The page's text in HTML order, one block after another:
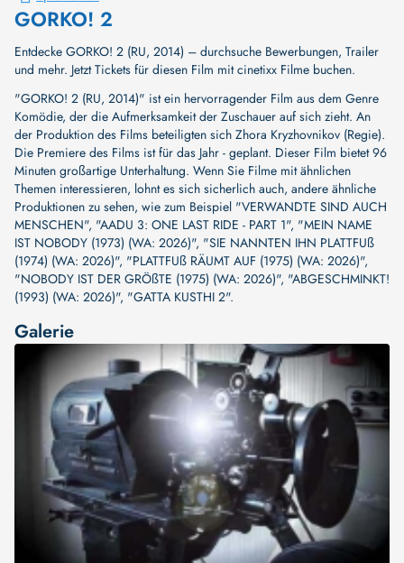
GORKO! 2
Entdecke GORKO! 2 (RU, 2014) – durchsuche Bewerbungen, Trailer
und mehr. Jetzt Tickets für diesen Film mit cinetixx Filme buchen.
"GORKO! 2 (RU, 2014)" ist ein hervorragender Film aus dem Genre
Komödie, der die Aufmerksamkeit der Zuschauer auf sich zieht. An
der Produktion des Films beteiligten sich Zhora Kryzhovnikov (Regie).
Die Premiere des Films ist für das Jahr - geplant. Dieser Film bietet 96
Minuten großartige Unterhaltung. Wenn Sie Filme mit ähnlichen
Themen interessieren, lohnt es sich sicherlich auch, andere ähnliche
Produktionen zu sehen, wie zum Beispiel "VERWANDTE SIND AUCH
MENSCHEN", "AADU 3: ONE LAST RIDE - PART 1", "MEIN NAME
IST NOBODY (1973) (WA: 2026)", "SIE NANNTEN IHN PLATTFUß
(1974) (WA: 2026)", "PLATTFUß RÄUMT AUF (1975) (WA: 2026)",
"NOBODY IST DER GRÖßTE (1975) (WA: 2026)", "ABGESCHMINKT!
(1993) (WA: 2026)", "GATTA KUSTHI 2".
Galerie